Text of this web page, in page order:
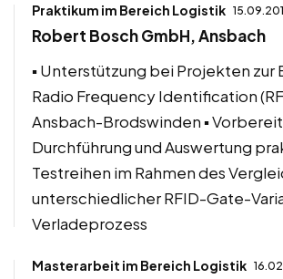
Praktikum im Bereich Logistik
Robert Bosch GmbH, Ansbach
▪ Unterstützung bei Projekten zur
Radio Frequency Identification
Ansbach-Brodswinden ▪
Durchführung und Auswertung
Testreihen im Rahmen des
unterschiedlicher RFID-Gate-
Verladeprozess
Masterarbeit im Bereich Logistik